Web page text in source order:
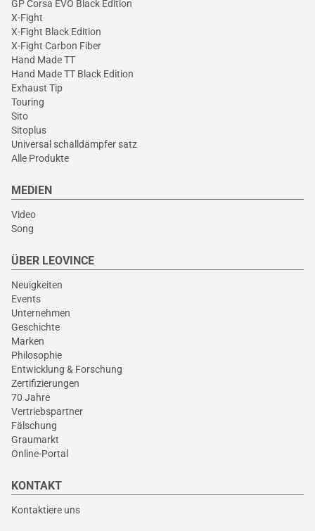
GP Corsa EVO Black Edition
X-Fight
X-Fight Black Edition
X-Fight Carbon Fiber
Hand Made TT
Hand Made TT Black Edition
Exhaust Tip
Touring
Sito
Sitoplus
Universal schalldämpfer satz
Alle Produkte
MEDIEN
Video
Song
ÜBER LEOVINCE
Neuigkeiten
Events
Unternehmen
Geschichte
Marken
Philosophie
Entwicklung & Forschung
Zertifizierungen
70 Jahre
Vertriebspartner
Fälschung
Graumarkt
Online-Portal
KONTAKT
Kontaktiere uns